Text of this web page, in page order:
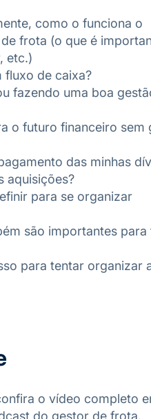
como o funciona o
frota (o que é
etc.)
fluxo de caixa?
fazendo uma boa
o futuro financeiro sem
das minhas
aquisições?
para se organizar
são importantes para
para tentar organizar
o vídeo completo
do gestor de frota.